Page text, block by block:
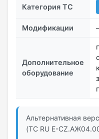
Категория ТС
Модификации
Дополнительное
оборудование
Альтернативная
(ТС RU Е-